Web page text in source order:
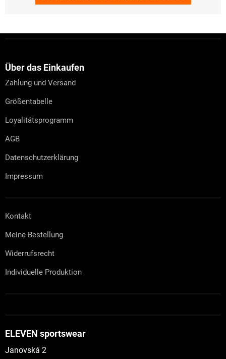
Über das Einkaufen
Zahlung und Versand
Größentabelle
Loyalitätsprogramm
AGB
Datenschutzerklärung
Impressum
Kontakt
Meine Bestellung
Widerrufsrecht
Individuelle Produktion
ELEVEN sportswear
Janovská 2